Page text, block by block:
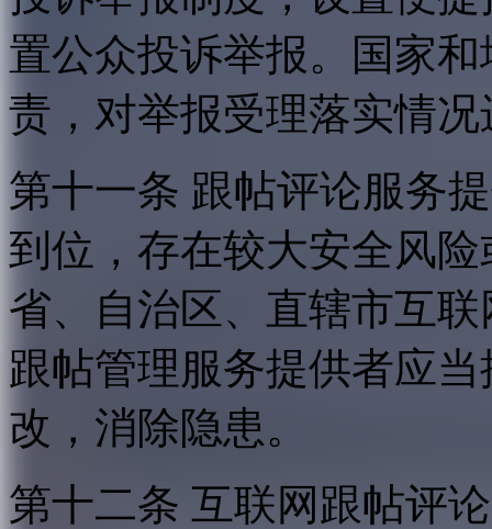
置公众投诉举报。国家
责，对举报受理落实情
第十一条 跟帖评论服务
到位，存在较大安全风
省、自治区、直辖市互
跟帖管理服务提供者应
改，消除隐患。
第十二条 互联网跟帖评